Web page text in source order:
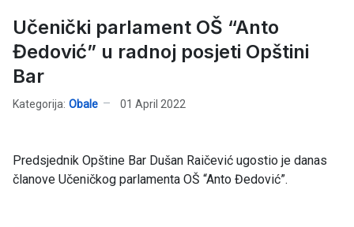
Učenički parlament OŠ “Anto
Đedović” u radnoj posjeti Opštini
Bar
Kategorija: Obale 01 April 2022
Predsjednik Opštine Bar Dušan Raičević ugostio je danas
članove Učeničkog parlamenta OŠ “Anto Đedović”.